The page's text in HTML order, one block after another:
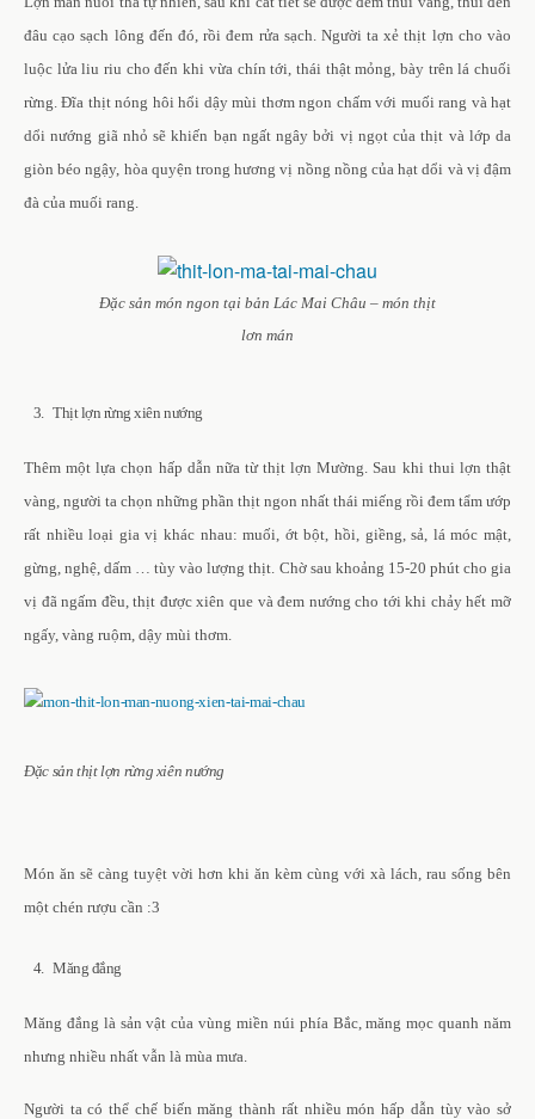
đâu cạo sạch lông đến đó, rồi đem rửa sạch. Người ta xẻ thịt lợn cho vào
luộc lửa liu riu cho đến khi vừa chín tới, thái thật mỏng, bày trên lá chuối
rừng. Đĩa thịt nóng hôi hổi dậy mùi thơm ngon chấm với muối rang và hạt
dổi nướng giã nhỏ sẽ khiến bạn ngất ngây bởi vị ngọt của thịt và lớp da
giòn béo ngậy, hòa quyện trong hương vị nồng nồng của hạt dổi và vị đậm
đà của muối rang.
Đặc sản món ngon tại bản Lác Mai Châu – món thịt
lơn mán
3. Thịt lợn rừng xiên nướng
Thêm một lựa chọn hấp dẫn nữa từ thịt lợn Mường. Sau khi thui lợn thật
vàng, người ta chọn những phần thịt ngon nhất thái miếng rồi đem tẩm ướp
rất nhiều loại gia vị khác nhau: muối, ớt bột, hồi, giềng, sả, lá móc mật,
gừng, nghệ, dấm … tùy vào lượng thịt. Chờ sau khoảng 15-20 phút cho gia
vị đã ngấm đều, thịt được xiên que và đem nướng cho tới khi chảy hết mỡ
ngấy, vàng ruộm, dậy mùi thơm.
Đặc sản thịt lợn rừng xiên nướng
Món ăn sẽ càng tuyệt vời hơn khi ăn kèm cùng với xà lách, rau sống bên
một chén rượu cần :3
4. Măng đắng
Măng đắng là sản vật của vùng miền núi phía Bắc, măng mọc quanh năm
nhưng nhiều nhất vẫn là mùa mưa.
Người ta có thể chế biến măng thành rất nhiều món hấp dẫn tùy vào sở